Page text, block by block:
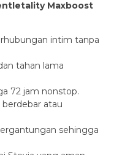
Maxboost
intim tanpa
tahan lama
72 jam nonstop.
atau
sehingga